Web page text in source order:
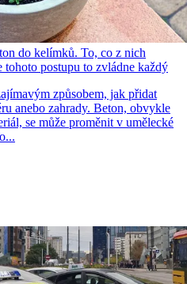
do kelímků. To, co z nich
postupu to zvládne každý
způsobem, jak přidat
anebo zahrady. Beton, obvykle
se může proměnit v umělecké